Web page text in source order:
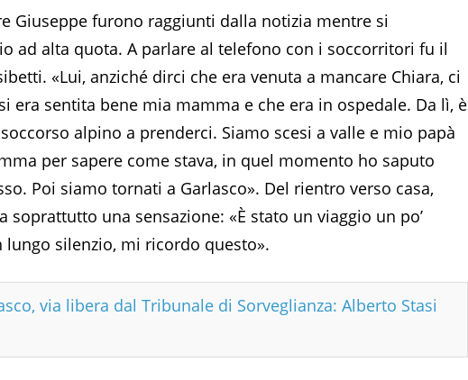
Giuseppe furono raggiunti dalla notizia mentre si
ad alta quota. A parlare al telefono con i soccorritori fu il
«Lui, anziché dirci che era venuta a mancare Chiara, ci
era sentita bene mia mamma e che era in ospedale. Da lì, è
alpino a prenderci. Siamo scesi a valle e mio papà
per sapere come stava, in quel momento ho saputo
Poi siamo tornati a Garlasco». Del rientro verso casa,
soprattutto una sensazione: «È stato un viaggio un po’
silenzio, mi ricordo questo».
via libera dal Tribunale di Sorveglianza: Alberto Stasi